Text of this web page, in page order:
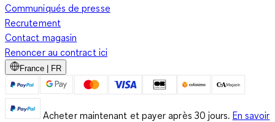
Communiqués de presse
Recrutement
Contact magasin
Renoncer au contract ici
France | FR
Acheter maintenant et payer après 30 jours. En savoir